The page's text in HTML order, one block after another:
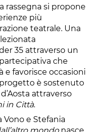
rassegna si propone
più
teatrale. Una
35 attraverso un
che
favorisce occasioni
è sostenuto
attraverso
in Città.
e Stefania